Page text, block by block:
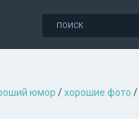
юмор /хорошие фото /